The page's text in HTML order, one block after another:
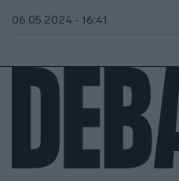
06.05.2024 - 16:41